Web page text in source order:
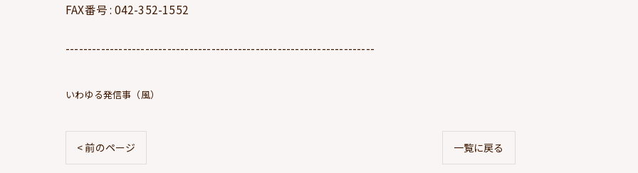
FAX番号 : 042-352-1552
----------------------------------------------------------------------
いわゆる発信事（風）
< 前のページ 一覧に戻る